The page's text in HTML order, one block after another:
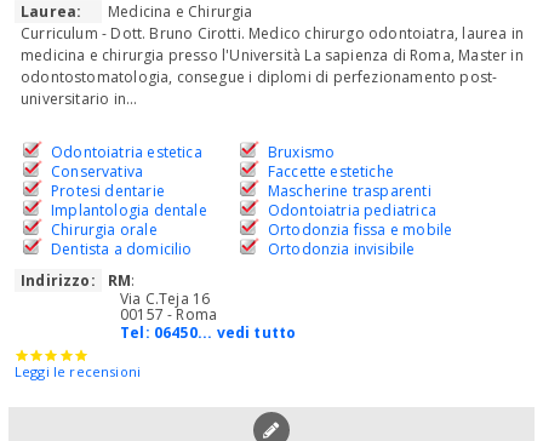
Laurea:
Medicina e Chirurgia
Curriculum - Dott. Bruno Cirotti. Medico chirurgo odontoiatra, laurea in
medicina e chirurgia presso l'Università La sapienza di Roma, Master in
odontostomatologia, consegue i diplomi di perfezionamento post-
universitario in...
Odontoiatria estetica
Conservativa
Protesi dentarie
Implantologia dentale
Chirurgia orale
Dentista a domicilio
Bruxismo
Faccette estetiche
Mascherine trasparenti
Odontoiatria pediatrica
Ortodonzia fissa e mobile
Ortodonzia invisibile
Indirizzo:
RM:
Via C.Teja 16
00157 - Roma
Tel: 06450... vedi tutto
Leggi le recensioni